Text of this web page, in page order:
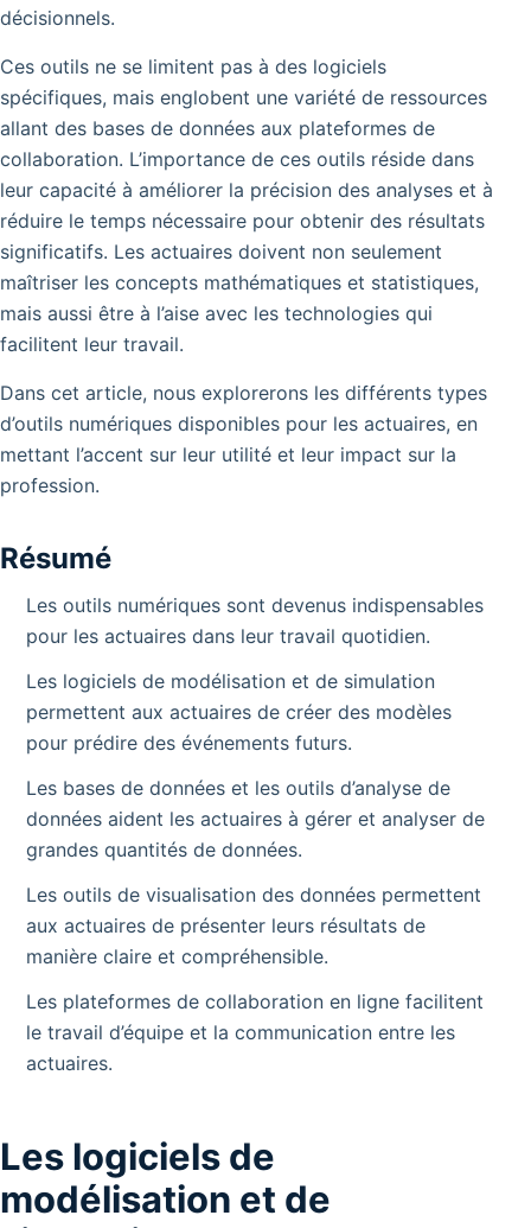
décisionnels.
Ces outils ne se limitent pas à des logiciels
spécifiques, mais englobent une variété de ressources
allant des bases de données aux plateformes de
collaboration. L’importance de ces outils réside dans
leur capacité à améliorer la précision des analyses et à
réduire le temps nécessaire pour obtenir des résultats
significatifs. Les actuaires doivent non seulement
maîtriser les concepts mathématiques et statistiques,
mais aussi être à l’aise avec les technologies qui
facilitent leur travail.
Dans cet article, nous explorerons les différents types
d’outils numériques disponibles pour les actuaires, en
mettant l’accent sur leur utilité et leur impact sur la
profession.
Résumé
Les outils numériques sont devenus indispensables
pour les actuaires dans leur travail quotidien.
Les logiciels de modélisation et de simulation
permettent aux actuaires de créer des modèles
pour prédire des événements futurs.
Les bases de données et les outils d’analyse de
données aident les actuaires à gérer et analyser de
grandes quantités de données.
Les outils de visualisation des données permettent
aux actuaires de présenter leurs résultats de
manière claire et compréhensible.
Les plateformes de collaboration en ligne facilitent
le travail d’équipe et la communication entre les
actuaires.
Les logiciels de
modélisation et de